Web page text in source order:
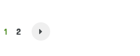
1 2